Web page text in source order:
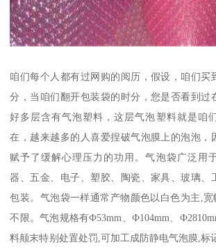
咱们每个人都有过网购的阅历，假设，咱们买
分，当咱们翻开包装袋的时分，您是否看到过
好多层含有气泡塑料，这层气泡塑料就是咱
在，越来越多的人喜爱捏破气泡膜上的泡泡，
赋予了缓解心理压力的功用。气泡袋广泛用
器、五金、电子、塑胶、陶瓷、家具、玻璃、
包装。气泡袋一样通常产物颜色以白色为主,宽
不限。气泡规格有Ф53mm、Ф104mm、
料颠末特别处置处罚,可加工成防静电气泡膜,标